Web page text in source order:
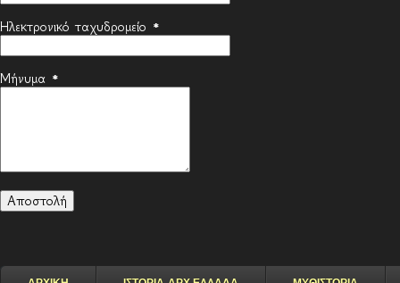
Ηλεκτρονικό ταχυδρομείο *
Μήνυμα *